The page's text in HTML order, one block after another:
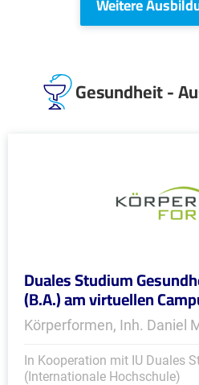
Gesundheit -
Duales Studium
(B.A.) am virtuellen
Körperformen, Inh. Daniel
In Kooperation mit IU Duales
(Internationale Hochschule)